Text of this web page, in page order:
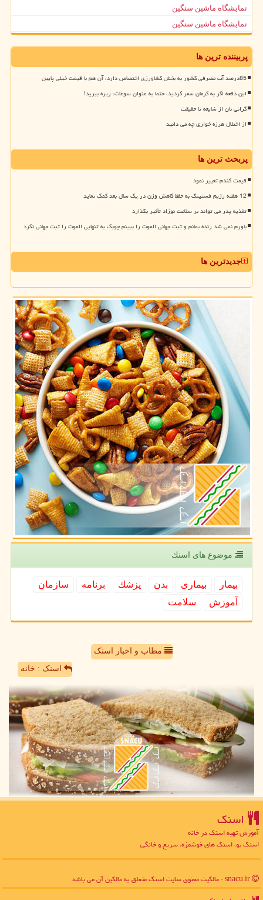
نمایشگاه ماشین سنگین
نمایشگاه ماشین سنگین
پربیننده ترین ها
85درصد آب مصرفی کشور به بخش کشاورزی اختصاص دارد، آن هم با قیمت خیلی پایین
این دفعه اگر به کرمان سفر کردید، حتما به عنوان سوغات، زیره ببرید!
گرانی نان از شایعه تا حقیقت
از اختلال هرزه خواری چه می دانید
پربحث ترین ها
قیمت گندم تغییر نمود
12 هفته رژیم فستینگ به حفظ کاهش وزن در یک سال بعد کمک نماید
تغذیه پدر می تواند بر سلامت نوزاد تأثیر بگذارد
باورم نمی شد زنده بمانم و ثبت جهانی الموت را ببینم چوبک به تنهایی الموت را ثبت جهانی نکرد
جدیدترین ها
موضوع های اسنك
بیمار بیماری بدن پزشك برنامه
سازمان
آموزش
سلامت
مطاب و اخبار اسنک
اسنک : خانه
اسنك
آموزش تهیه اسنک در خانه
اسنک یو، اسنک های خوشمزه، سریع و خانگی